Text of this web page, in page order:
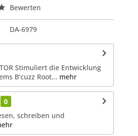
Bewerten
DA-6979
Stimuliert die Entwicklung
B’cuzz Root... mehr
0
schreiben und